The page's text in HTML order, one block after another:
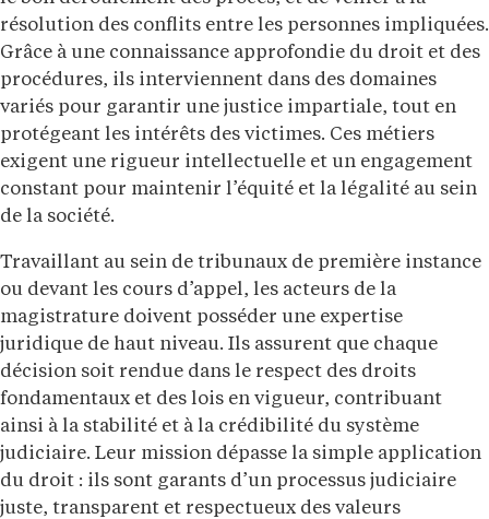
résolution des conflits entre les personnes impliquées.
Grâce à une connaissance approfondie du droit et des
procédures, ils interviennent dans des domaines
variés pour garantir une justice impartiale, tout en
protégeant les intérêts des victimes. Ces métiers
exigent une rigueur intellectuelle et un engagement
constant pour maintenir l’équité et la légalité au sein
de la société.
Travaillant au sein de tribunaux de première instance
ou devant les cours d’appel, les acteurs de la
magistrature doivent posséder une expertise
juridique de haut niveau. Ils assurent que chaque
décision soit rendue dans le respect des droits
fondamentaux et des lois en vigueur, contribuant
ainsi à la stabilité et à la crédibilité du système
judiciaire. Leur mission dépasse la simple application
du droit : ils sont garants d’un processus judiciaire
juste, transparent et respectueux des valeurs